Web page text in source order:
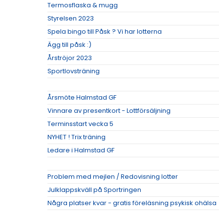
Termosflaska & mugg
Styrelsen 2023
Spela bingo till Påsk ? Vi har lotterna
Ägg till påsk :)
Årströjor 2023
Sportlovsträning
Årsmöte Halmstad GF
Vinnare av presentkort - Lottförsäljning
Terminsstart vecka 5
NYHET ! Trix träning
Ledare i Halmstad GF
Problem med mejlen / Redovisning lotter
Julklappskväll på Sportringen
Några platser kvar - gratis föreläsning psykisk ohälsa